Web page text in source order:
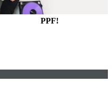
PPF!